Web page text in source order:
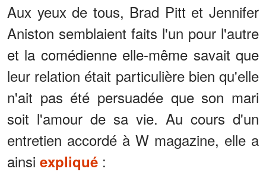
Aux yeux de tous, Brad Pitt et Jennifer
Aniston semblaient faits l'un pour l'autre
et la comédienne elle-même savait que
leur relation était particulière bien qu'elle
n'ait pas été persuadée que son mari
soit l'amour de sa vie. Au cours d'un
entretien accordé à W magazine, elle a
ainsi expliqué :